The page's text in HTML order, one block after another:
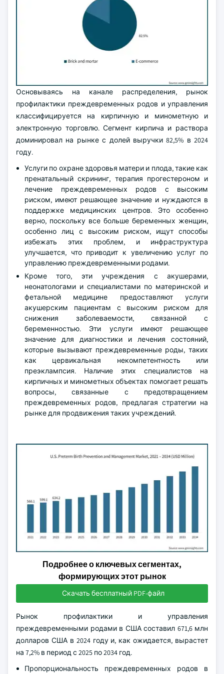
Основываясь на канале распределения, рынок
профилактики преждевременных родов и управления
классифицируется на кирпичную и минометную и
электронную торговлю. Сегмент кирпича и раствора
доминировал на рынке с долей выручки 82,5% в 2024
году.
Услуги по охране здоровья матери и плода, такие как
пренатальный скрининг, терапия прогестероном и
лечение преждевременных родов с высоким
риском, имеют решающее значение и нуждаются в
поддержке медицинских центров. Это особенно
верно, поскольку все больше беременных женщин,
особенно лиц с высоким риском, ищут способы
избежать этих проблем, и инфраструктура
улучшается, что приводит к увеличению услуг по
управлению преждевременными родами.
Кроме того, эти учреждения с акушерами,
неонатологами и специалистами по материнской и
фетальной медицине предоставляют услуги
акушерским пациентам с высоким риском для
снижения заболеваемости, связанной с
беременностью. Эти услуги имеют решающее
значение для диагностики и лечения состояний,
которые вызывают преждевременные роды, таких
как цервикальная некомпетентность или
преэклампсия. Наличие этих специалистов на
кирпичных и минометных объектах помогает решать
вопросы, связанные с предотвращением
преждевременных родов, предлагая стратегии на
рынке для продвижения таких учреждений.
Подробнее о ключевых сегментах,
формирующих этот рынок
Скачать бесплатный PDF-файл
Рынок профилактики и управления
преждевременными родами в США составил 671,6 млн
долларов США в 2024 году и, как ожидается, вырастет
на 7,2% в период с 2025 по 2034 год.
Пропорциональность преждевременных родов в